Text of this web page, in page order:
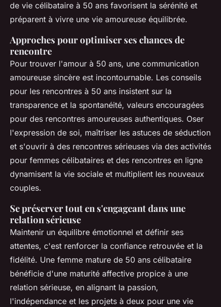
de vie célibataire à 50 ans favorisent la sérénité et
préparent à vivre une vie amoureuse équilibrée.
Approches pour optimiser ses chances de
rencontre
Pour trouver l'amour à 50 ans, une communication
amoureuse sincère est incontournable. Les conseils
pour les rencontres à 50 ans insistent sur la
transparence et la spontanéité, valeurs encouragées
pour des rencontres amoureuses authentiques. Oser
l'expression de soi, maîtriser les astuces de séduction
et s'ouvrir à des rencontres sérieuses via des activités
pour femmes célibataires et des rencontres en ligne
dynamisent la vie sociale et multiplient les nouveaux
couples.
Se préserver tout en s'engageant dans une
relation sérieuse
Maintenir un équilibre émotionnel et définir ses
attentes, c'est renforcer la confiance retrouvée et la
fidélité. Une femme mature de 50 ans célibataire
bénéficie d'une maturité affective propice à une
relation sérieuse, en alignant la passion,
l'indépendance et les projets à deux pour une vie